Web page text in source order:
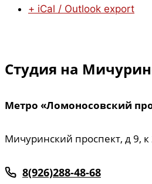
+ iCal / Outlook export
Студия на
Метро «Ломоносовский
Мичуринский проспект, д 9, к
8(926)288-48-68